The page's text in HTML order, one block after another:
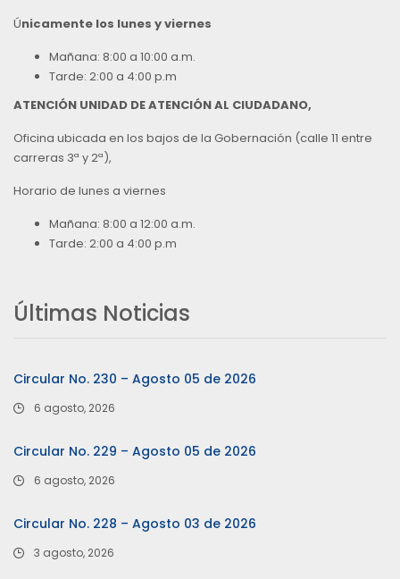
Únicamente los lunes y viernes
Mañana: 8:00 a 10:00 a.m.
Tarde: 2:00 a 4:00 p.m
ATENCIÓN UNIDAD DE ATENCIÓN AL CIUDADANO,
Oficina ubicada en los bajos de la Gobernación (calle 11 entre
carreras 3ª y 2ª),
Horario de lunes a viernes
Mañana: 8:00 a 12:00 a.m.
Tarde: 2:00 a 4:00 p.m
Últimas Noticias
Circular No. 230 – Agosto 05 de 2026
6 agosto, 2026
Circular No. 229 – Agosto 05 de 2026
6 agosto, 2026
Circular No. 228 – Agosto 03 de 2026
3 agosto, 2026